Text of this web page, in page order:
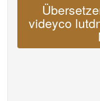
videyco